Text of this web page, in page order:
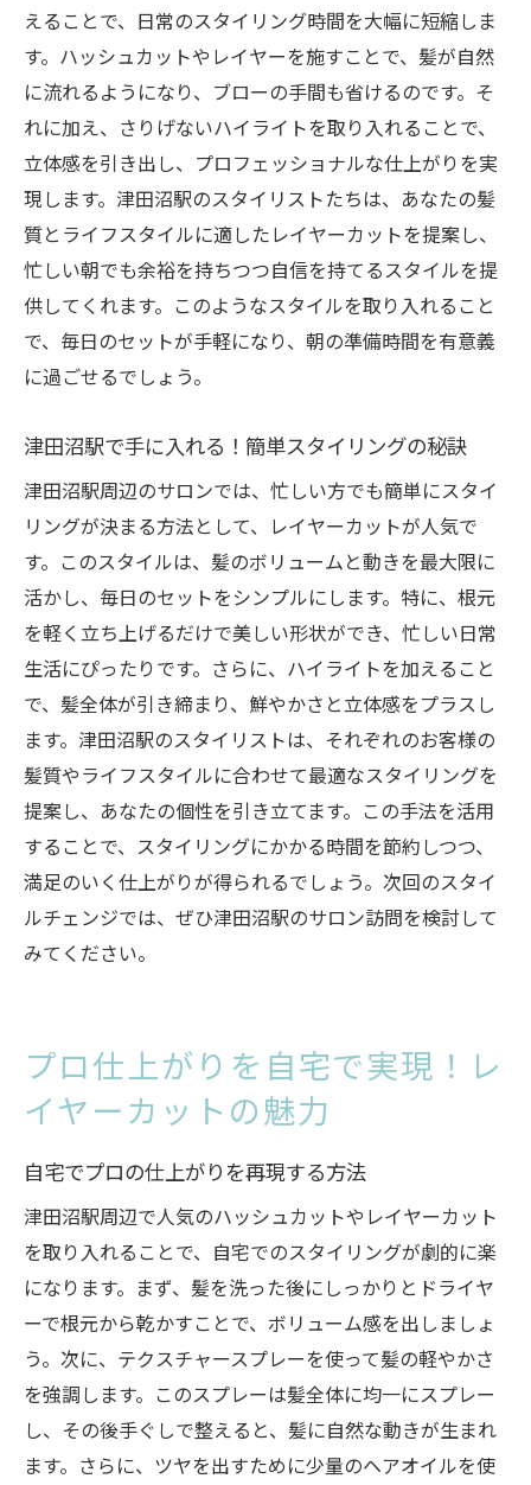
えることで、日常のスタイリング時間を大幅に短縮しま
す。ハッシュカットやレイヤーを施すことで、髪が自然
に流れるようになり、ブローの手間も省けるのです。そ
れに加え、さりげないハイライトを取り入れることで、
立体感を引き出し、プロフェッショナルな仕上がりを実
現します。津田沼駅のスタイリストたちは、あなたの髪
質とライフスタイルに適したレイヤーカットを提案し、
忙しい朝でも余裕を持ちつつ自信を持てるスタイルを提
供してくれます。このようなスタイルを取り入れること
で、毎日のセットが手軽になり、朝の準備時間を有意義
に過ごせるでしょう。
津田沼駅で手に入れる！簡単スタイリングの秘訣
津田沼駅周辺のサロンでは、忙しい方でも簡単にスタイ
リングが決まる方法として、レイヤーカットが人気で
す。このスタイルは、髪のボリュームと動きを最大限に
活かし、毎日のセットをシンプルにします。特に、根元
を軽く立ち上げるだけで美しい形状ができ、忙しい日常
生活にぴったりです。さらに、ハイライトを加えること
で、髪全体が引き締まり、鮮やかさと立体感をプラスし
ます。津田沼駅のスタイリストは、それぞれのお客様の
髪質やライフスタイルに合わせて最適なスタイリングを
提案し、あなたの個性を引き立てます。この手法を活用
することで、スタイリングにかかる時間を節約しつつ、
満足のいく仕上がりが得られるでしょう。次回のスタイ
ルチェンジでは、ぜひ津田沼駅のサロン訪問を検討して
みてください。
プロ仕上がりを自宅で実現！レ
イヤーカットの魅力
自宅でプロの仕上がりを再現する方法
津田沼駅周辺で人気のハッシュカットやレイヤーカット
を取り入れることで、自宅でのスタイリングが劇的に楽
になります。まず、髪を洗った後にしっかりとドライヤ
ーで根元から乾かすことで、ボリューム感を出しましょ
う。次に、テクスチャースプレーを使って髪の軽やかさ
を強調します。このスプレーは髪全体に均一にスプレー
し、その後手ぐしで整えると、髪に自然な動きが生まれ
ます。さらに、ツヤを出すために少量のヘアオイルを使